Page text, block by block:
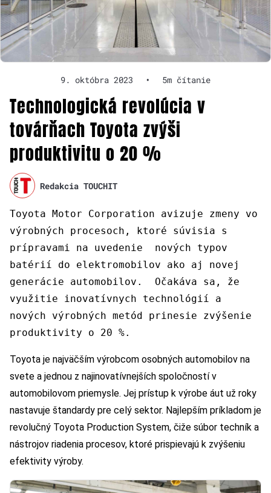
9. októbra 2023 • 5m čítanie
Technologická revolúcia v
továrňach Toyota zvýši
produktivitu o 20 %
Redakcia TOUCHIT
Toyota Motor Corporation avizuje zmeny vo
výrobných procesoch, ktoré súvisia s
prípravami na uvedenie nových typov
batérií do elektromobilov ako aj novej
generácie automobilov. Očakáva sa, že
využitie inovatívnych technológií a
nových výrobných metód prinesie zvýšenie
produktivity o 20 %.
Toyota je najväčším výrobcom osobných automobilov na
svete a jednou z najinovatívnejších spoločností v
automobilovom priemysle. Jej prístup k výrobe áut už roky
nastavuje štandardy pre celý sektor. Najlepším príkladom je
revolučný Toyota Production System, čiže súbor techník a
nástrojov riadenia procesov, ktoré prispievajú k zvýšeniu
efektivity výroby.